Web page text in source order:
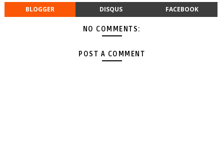
BLOGGER DISQUS FACEBOOK
NO COMMENTS:
POST A COMMENT